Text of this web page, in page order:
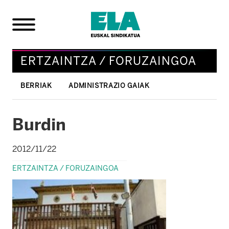
ERTZAINTZA / FORUZAINGOA
BERRIAK ADMINISTRAZIO GAIAK
Burdin
2012/11/22
ERTZAINTZA / FORUZAINGOA